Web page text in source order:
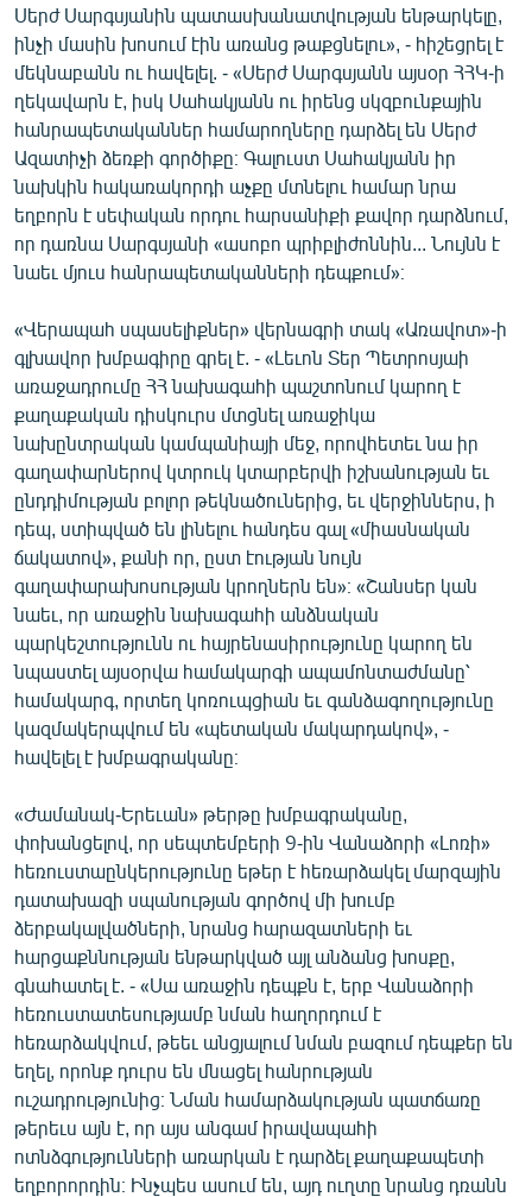
Սերժ Սարգսյանին պատասխանատվության ենթարկելը,
ինչի մասին խոսում էին առանց թաքցնելու», - հիշեցրել է
մեկնաբանն ու հավելել. - «Սերժ Սարգսյանն այսօր ՀՀԿ-ի
ղեկավարն է, իսկ Սահակյանն ու իրենց սկզբունքային
հանրապետականներ համարողները դարձել են Սերժ
Ազատիչի ձեռքի գործիքը։ Գալուստ Սահակյանն իր
նախկին հակառակորդի աչքը մտնելու համար նրա
եղբորն է սեփական որդու հարսանիքի քավոր դարձնում,
որ դառնա Սարգսյանի «ասոբո պրիբլիժոննին... Նույնն է
նաեւ մյուս հանրապետականների դեպքում»։
«Վերապահ սպասելիքներ» վերնագրի տակ «Առավոտ»-ի
գլխավոր խմբագիրը գրել է. - «Լեւոն Տեր Պետրոսյաի
առաջադրումը ՀՀ նախագահի պաշտոնում կարող է
քաղաքական դիսկուրս մտցնել առաջիկա
նախընտրական կամպանիայի մեջ, որովհետեւ նա իր
գաղափարներով կտրուկ կտարբերվի իշխանության եւ
ընդդիմության բոլոր թեկնածուներից, եւ վերջիններս, ի
դեպ, ստիպված են լինելու հանդես գալ «միասնական
ճակատով», քանի որ, ըստ էության նույն
գաղափարախոսության կրողներն են»։ «Շանսեր կան
նաեւ, որ առաջին նախագահի անձնական
պարկեշտությունն ու հայրենասիրությունը կարող են
նպաստել այսօրվա համակարգի ապամոնտաժմանը՝
համակարգ, որտեղ կոռուպցիան եւ գանձագողությունը
կազմակերպվում են «պետական մակարդակով», -
հավելել է խմբագրականը։
«Ժամանակ-Երեւան» թերթը խմբագրականը,
փոխանցելով, որ սեպտեմբերի 9-ին Վանաձորի «Լոռի»
հեռուստաընկերությունը եթեր է հեռարձակել մարզային
դատախազի սպանության գործով մի խումբ
ձերբակալվածների, նրանց հարազատների եւ
հարցաքննության ենթարկված այլ անձանց խոսքը,
գնահատել է. - «Սա առաջին դեպքն է, երբ Վանաձորի
հեռուստատեսությամբ նման հաղորդում է
հեռարձակվում, թեեւ անցյալում նման բազում դեպքեր են
եղել, որոնք դուրս են մնացել հանրության
ուշադրությունից։ Նման համարձակության պատճառը
թերեւս այն է, որ այս անգամ իրավապահի
ոտնձգությունների առարկան է դարձել քաղաքապետի
եղբորորդին։ Ինչպես ասում են, այդ ուղտը նրանց դռանն